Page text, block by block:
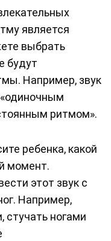
является
выбрать
будут
Например, звук
ритмом».
ребенка, какой
момент.
этот звук с
Например,
стучать ногами